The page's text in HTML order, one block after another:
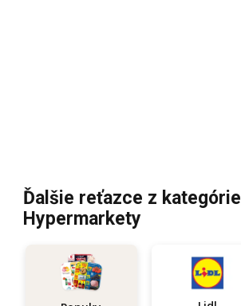
Ďalšie reťazce z kategórie
Hypermarkety